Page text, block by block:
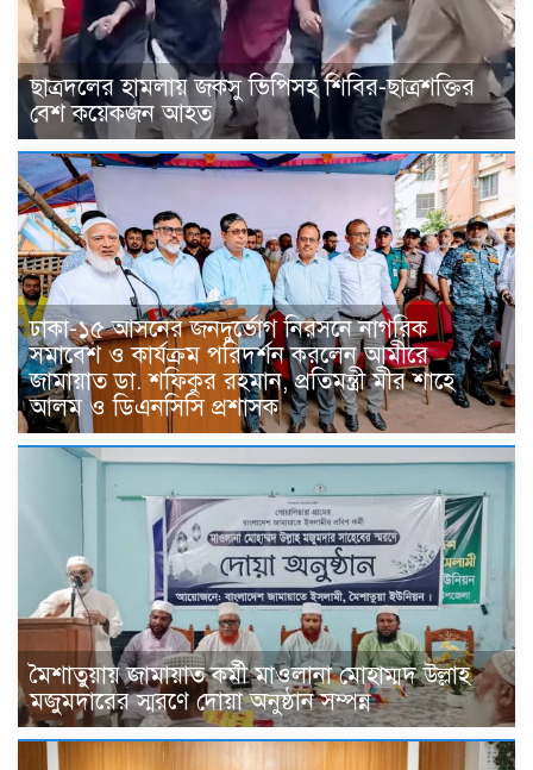
ছাত্রদলের হামলায় জকসু ভিপিসহ শিবির-ছাত্রশক্তির
বেশ কয়েকজন আহত
ঢাকা-১৫ আসনের জনদুর্ভোগ নিরসনে নাগরিক
সমাবেশ ও কার্যক্রম পরিদর্শন করলেন আমীরে
জামায়াত ডা. শফিকুর রহমান, প্রতিমন্ত্রী মীর শাহে
আলম ও ডিএনসিসি প্রশাসক
মৈশাতুয়ায় জামায়াত কর্মী মাওলানা মোহাম্মদ উল্লাহ
মজুমদারের স্মরণে দোয়া অনুষ্ঠান সম্পন্ন